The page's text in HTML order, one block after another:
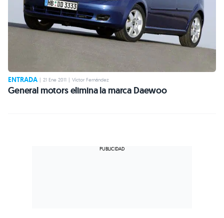
ENTRADA | 21 Ene 2011 | Víctor Fernández
General motors elimina la marca Daewoo